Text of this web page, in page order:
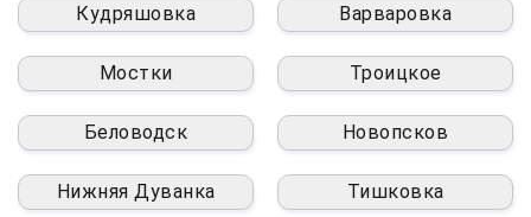
Кудряшовка Варваровка
Мостки Троицкое
Беловодск Новопсков
Нижняя Дуванка Тишковка